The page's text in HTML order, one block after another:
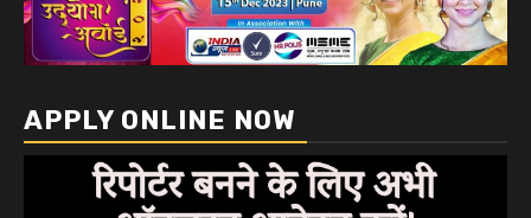
APPLY ONLINE NOW